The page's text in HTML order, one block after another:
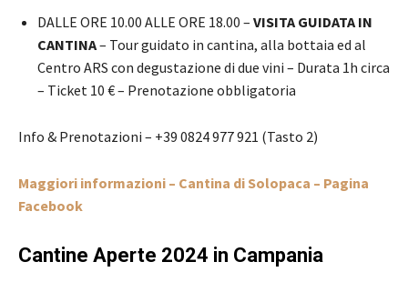
DALLE ORE 10.00 ALLE ORE 18.00 – VISITA GUIDATA IN
CANTINA– Tour guidato in cantina, alla bottaia ed al
Centro ARS con degustazione di due vini – Durata 1h circa
– Ticket 10 € – Prenotazione obbligatoria
Info & Prenotazioni – +39 0824 977 921 (Tasto 2)
Maggiori informazioni – Cantina di Solopaca – Pagina
Facebook
Cantine Aperte 2024 in Campania